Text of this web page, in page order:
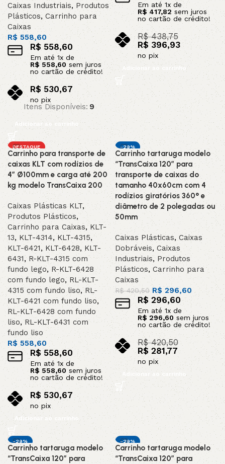
Caixas Industriais, Produtos
Plásticos, Carrinho para
Caixas
R$ 558,60
R$558,60
Em até 1x de
R$558,60sem juros
no cartão de crédito!
R$530,67
no pix
Itens Disponíveis: 9
Adicionar ao carrinho
Em até 1x de
R$417,82sem juros
no cartão de crédito!
R$438,75
R$396,93
no pix
Adicionar ao carrinho
DESTAQUE
Carrinho para transporte de
caixas KLT com rodízios de
4” Ø100mm e carga até 200
kg modelo TransCaixa 200
Caixas Plásticas KLT,
Produtos Plásticos,
Carrinho para Caixas, KLT-
13, KLT-4314, KLT-4315,
KLT-6421, KLT-6428, KLT-
6431, R-KLT-4315 com
fundo lego,R-KLT-6428
com fundo lego, RL-KLT-
4315 com fundo liso,RL-
KLT-6421 com fundo liso,
RL-KLT-6428 com fundo
liso,RL-KLT-6431 com
fundo liso
R$ 558,60
R$558,60
Em até1x de
R$ 558,60sem juros
no cartão de crédito!
R$ 530,67
no pix
Adicionar ao carrinho
-29%
DESTAQUE
Carrinho tartaruga modelo
“TransCaixa 120” para
transporte de caixas do
tamanho 40x60cm com 4
rodízios giratórios 360° e
diâmetro de 2 polegadas ou
50mm
Caixas Plásticas, Caixas
Dobráveis,Caixas
Industriais, Produtos
Plásticos,Carrinho para
Caixas
R$420,50 R$ 296,60
R$296,60
Em até 1x de
R$296,60 sem juros
no cartão de crédito!
R$420,50
R$ 281,77
no pix
Adicionar ao carrinho
-29%
Carrinho tartaruga modelo
“TransCaixa 120″ para
-29%
Carrinho tartaruga modelo
“TransCaixa 120″ para